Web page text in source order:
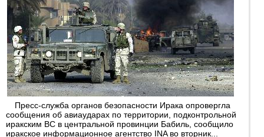
Пресс-служба органов безопасности Ирака опровергла
сообщения об авиаударах по территории, подконтрольной
иракским ВС в центральной провинции Бабиль, сообщило
иракское информационное агентство INA во вторник...